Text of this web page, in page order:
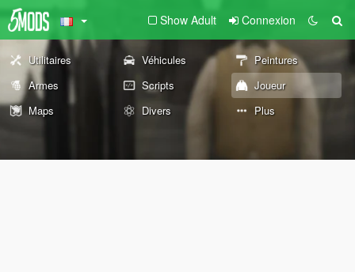
Show Adult Connexion
Utilitaires Véhicules
Peintures
Armes
Scripts
Joueur
Maps
Divers Plus